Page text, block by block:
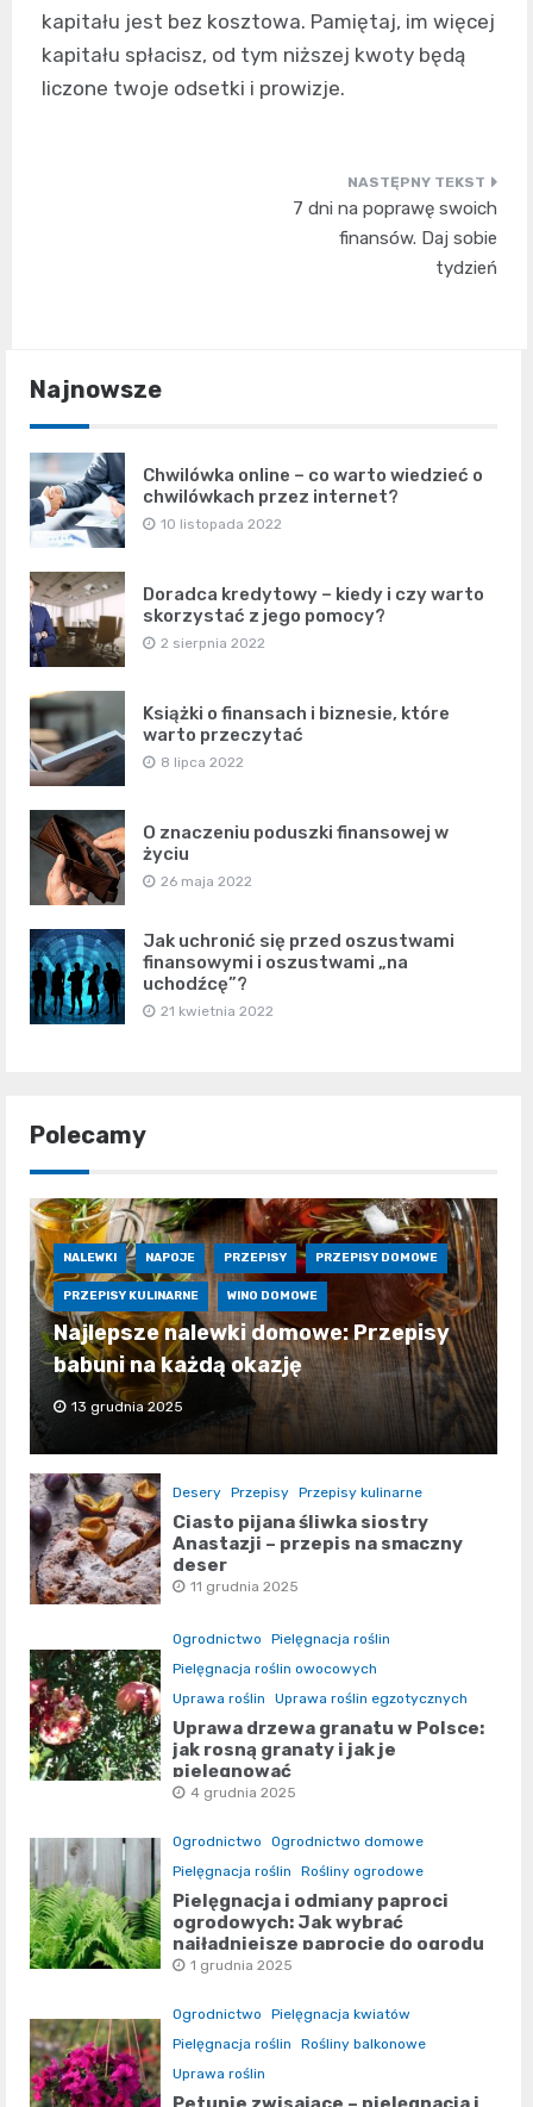
kapitału jest bez kosztowa. Pamiętaj, im więcej
kapitału spłacisz, od tym niższej kwoty będą
liczone twoje odsetki i prowizje.
7 dni na poprawę swoich
finansów. Daj sobie
tydzień
Najnowsze
Chwilówka online – co warto wiedzieć o
chwilówkach przez internet?
10 listopada 2022
Doradca kredytowy – kiedy i czy warto
skorzystać z jego pomocy?
2 sierpnia 2022
Książki o finansach i biznesie, które
warto przeczytać
8 lipca 2022
O znaczeniu poduszki finansowej w
życiu
26 maja 2022
Jak uchronić się przed oszustwami
finansowymi i oszustwami „na
uchodźcę”?
21 kwietnia 2022
Polecamy
NALEWKI NAPOJE PRZEPISY PRZEPISY DOMOWE
PRZEPISY KULINARNE WINO DOMOWE
Najlepsze nalewki domowe: Przepisy
babuni na każdą okazję
13 grudnia 2025
Desery Przepisy Przepisy kulinarne
Ciasto pijana śliwka siostry
Anastazji – przepis na smaczny
deser
11 grudnia 2025
Ogrodnictwo
Pielęgnacja roślin
Pielęgnacja roślin owocowych
Uprawa roślin
Uprawa roślin egzotycznych
Uprawa drzewa granatu w Polsce:
jak rosną granaty i jak je
pielęgnować
4 grudnia 2025
Ogrodnictwo
Ogrodnictwo domowe
Pielęgnacja roślin
Rośliny ogrodowe
Pielęgnacja i odmiany paproci
ogrodowych: Jak wybrać
najładniejsze paprocie do ogrodu
1 grudnia 2025
Ogrodnictwo
Pielęgnacja kwiatów
Pielęgnacja roślin
Rośliny balkonowe
Uprawa roślin